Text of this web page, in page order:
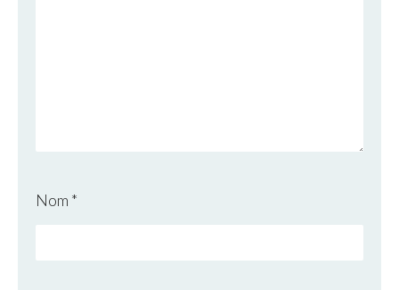
Nom *